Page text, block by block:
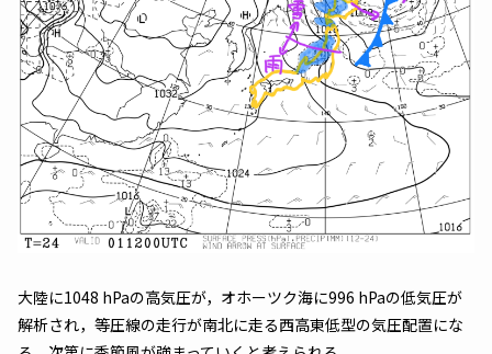
大陸に1048 hPaの高気圧が，オホーツク海に996 hPaの低気圧が
解析され，等圧線の走行が南北に走る西高東低型の気圧配置にな